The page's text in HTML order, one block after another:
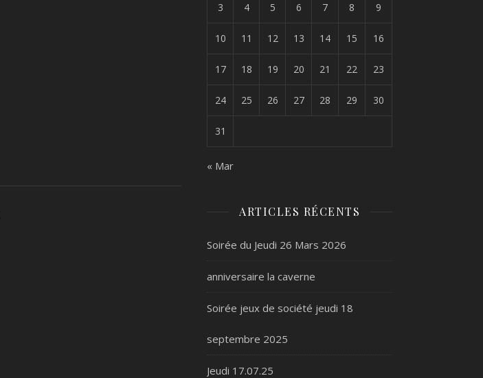
3 4 5 6 7 8 9
10 11 12 13 14 15 16
17 18 19 20 21 22 23
24 25 26 27 28 29 30
31
« Mar
ARTICLES RÉCENTS
Soirée du Jeudi 26 Mars 2026
anniversaire la caverne
Soirée jeux de société jeudi 18
septembre 2025
Jeudi 17.07.25